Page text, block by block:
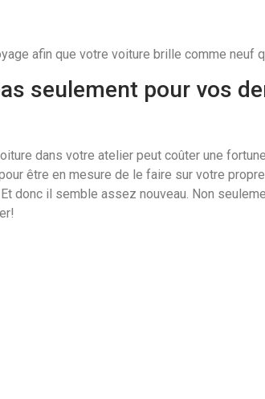
afin que votre voiture brille comme neuf
seulement pour vos
dans votre atelier peut coûter une
être en mesure de le faire sur votre
donc il semble assez nouveau. Non